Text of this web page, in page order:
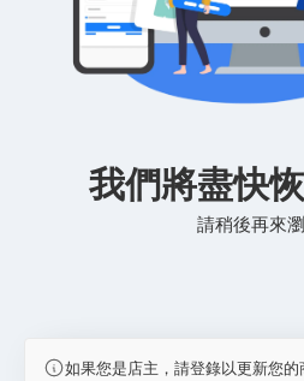
我們將盡快恢
請稍後再來瀏
如果您是店主，請登錄以更新您的